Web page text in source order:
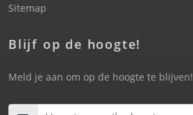
Sitemap
Blijf op de hoogte!
Meld je aan om op de hoogte te blijven!